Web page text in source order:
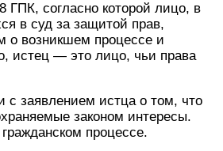
ГПК, согласно которой лицо, в
в суд за защитой прав,
о возникшем процессе и
истец — это лицо, чьи права
с заявлением истца о том, что
законом интересы.
процессе.